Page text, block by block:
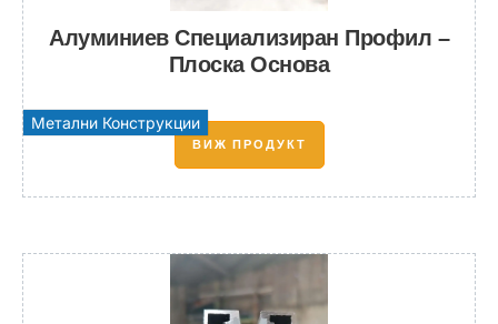
Метални Конструкции
Алуминиев Специализиран Профил –
Плоска Основа
ВИЖ ПРОДУКТ